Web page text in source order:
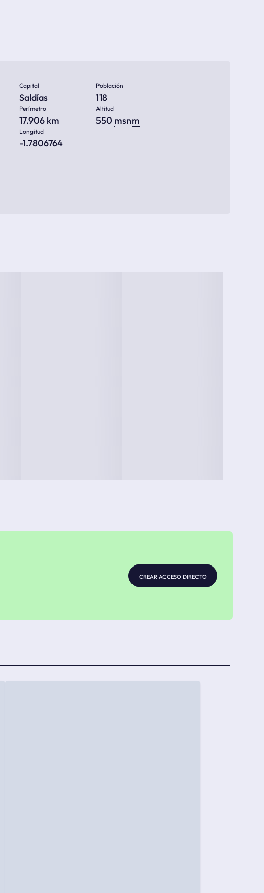
Capital
Saldías
Población
118
Perímetro
17.906 km
Altitud
550 msnm
Longitud
-1.7806764
crear acceso directo